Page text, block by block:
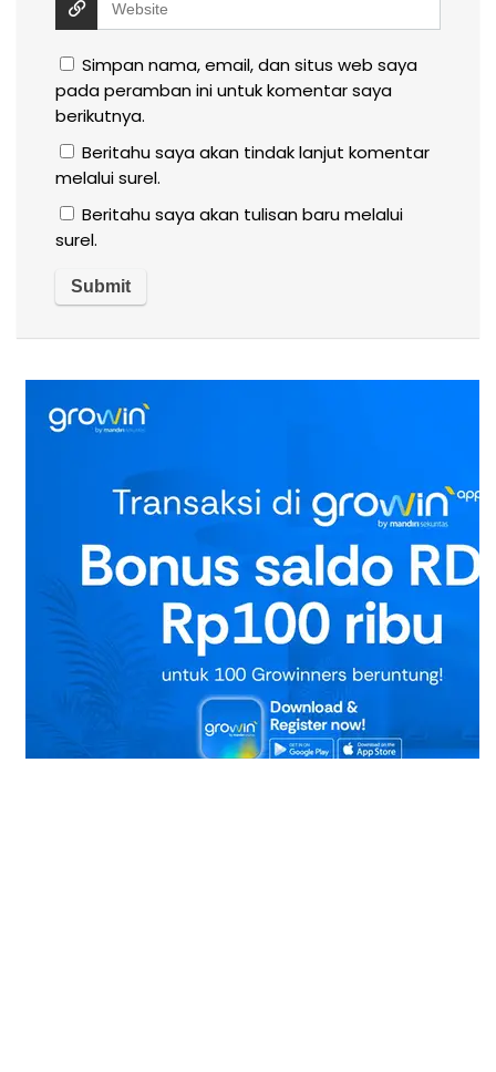
Simpan nama, email, dan situs web saya
pada peramban ini untuk komentar saya
berikutnya.
Beritahu saya akan tindak lanjut komentar
melalui surel.
Beritahu saya akan tulisan baru melalui
surel.